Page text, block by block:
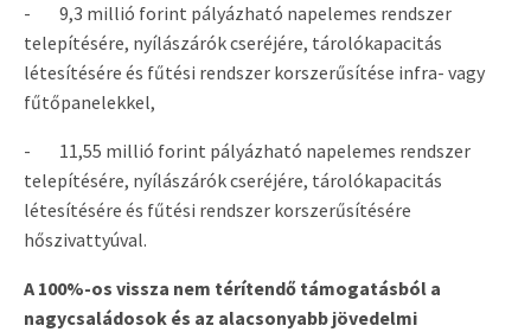
- 9,3 millió forint pályázható napelemes rendszer
telepítésére, nyílászárók cseréjére, tárolókapacitás
létesítésére és fűtési rendszer korszerűsítése infra- vagy
fűtőpanelekkel,
- 11,55 millió forint pályázható napelemes rendszer
telepítésére, nyílászárók cseréjére, tárolókapacitás
létesítésére és fűtési rendszer korszerűsítésére
hőszivattyúval.
A 100%-os vissza nem térítendő támogatásból a
nagycsaládosok és az alacsonyabb jövedelmi